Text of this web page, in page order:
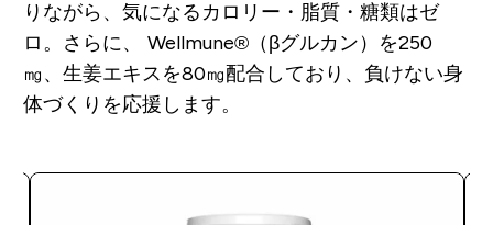
りながら、気になるカロリー・脂質・糖類はゼ
ロ。さらに、 Wellmune®（βグルカン）を250
㎎、生姜エキスを80㎎配合しており、負けない身
体づくりを応援します。